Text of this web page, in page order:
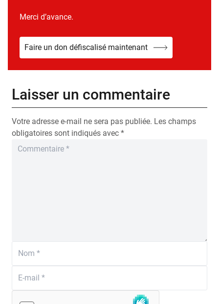
Merci d’avance.
Faire un don défiscalisé maintenant
Laisser un commentaire
Votre adresse e-mail ne sera pas publiée. Les champs
obligatoires sont indiqués avec *